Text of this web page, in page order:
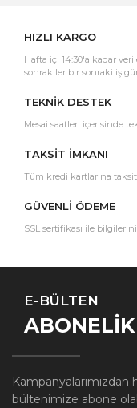
HIZLI KARGO
Hafta içi 14:30'a kadar
sonrakiler bir sonraki iş
TEKNİK DESTEK
Mesai saatleri içerisinde
TAKSİT İMKANI
Tüm kredi kartlarına
GÜVENLİ ÖDEME
SSL sertifikası ile
E-BÜLTEN
ABONELİK
Kampanyalarımızdan
bültenimize abone